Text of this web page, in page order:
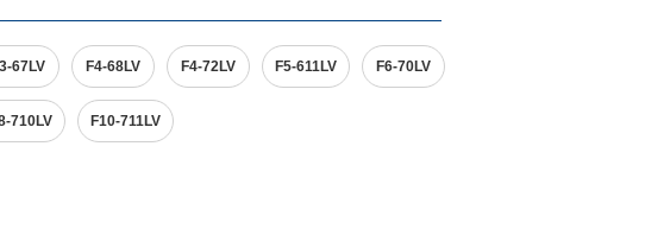
67LV F4-68LV F4-72LV F5-611LV F6-70LV
710LV F10-711LV